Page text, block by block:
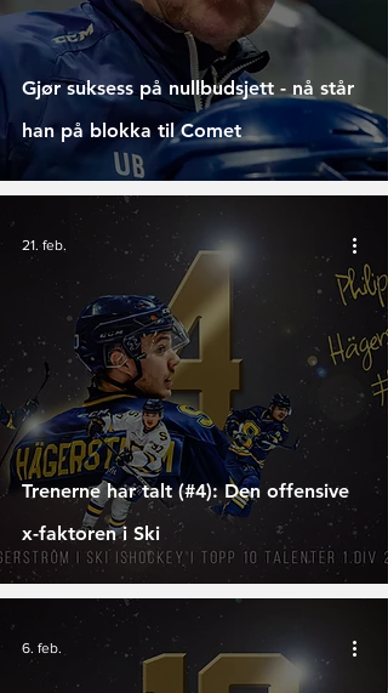
Gjør suksess på nullbudsjett - nå står
han på blokka til Comet
Trenerne har talt (#4): Den offensive
x-faktoren i Ski
21. feb.
6. feb.